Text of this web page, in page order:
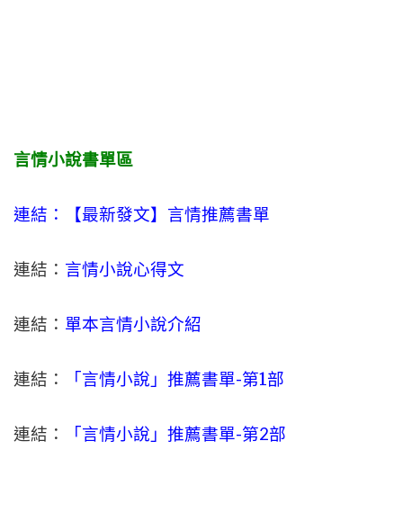
言情小說書單區
連結：【最新發文】 言情推薦書單
連結： 言情小說心得文
連結： 單本言情小說介紹
連結： 「言情小說」推薦書單-第1部
連結： 「言情小說」推薦書單-第2部